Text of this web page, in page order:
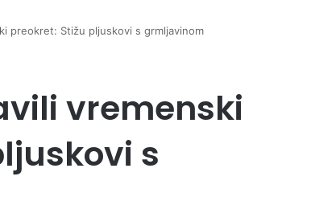
preokret: Stižu pljuskovi s grmljavinom
vremenski
s